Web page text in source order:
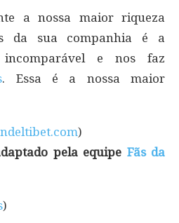
a nossa maior riqueza
da sua companhia é a
e nos faz
. Essa é a nossa maior
)
pela equipe Fãs da
)